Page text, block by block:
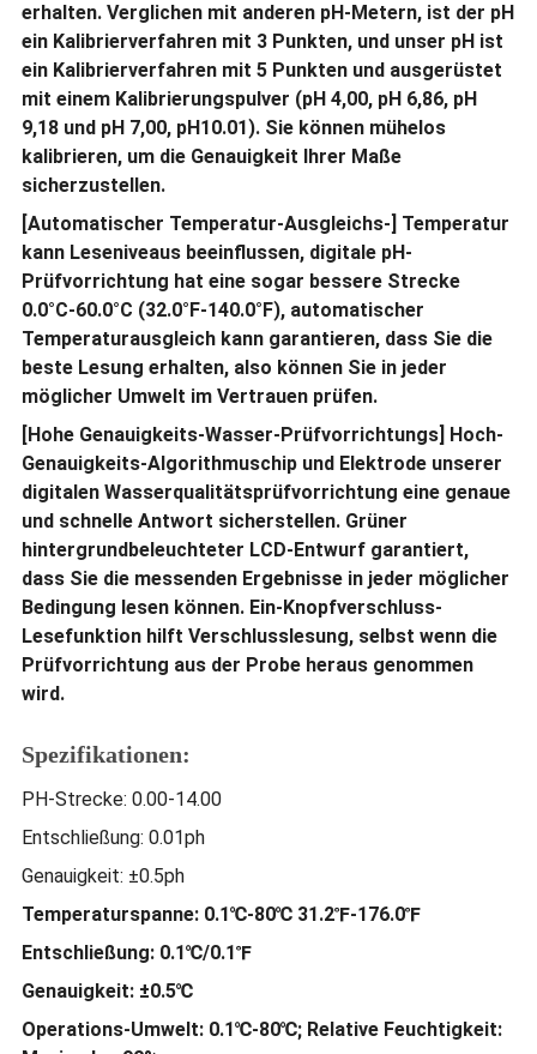
erhalten. Verglichen mit anderen pH-Metern, ist der pH
ein Kalibrierverfahren mit 3 Punkten, und unser pH ist
ein Kalibrierverfahren mit 5 Punkten und ausgerüstet
mit einem Kalibrierungspulver (pH 4,00, pH 6,86, pH
9,18 und pH 7,00, pH10.01). Sie können mühelos
kalibrieren, um die Genauigkeit Ihrer Maße
sicherzustellen.
[Automatischer Temperatur-Ausgleichs-] Temperatur
kann Leseniveaus beeinflussen, digitale pH-
Prüfvorrichtung hat eine sogar bessere Strecke
0.0°C-60.0°C (32.0°F-140.0°F), automatischer
Temperaturausgleich kann garantieren, dass Sie die
beste Lesung erhalten, also können Sie in jeder
möglicher Umwelt im Vertrauen prüfen.
[Hohe Genauigkeits-Wasser-Prüfvorrichtungs] Hoch-
Genauigkeits-Algorithmuschip und Elektrode unserer
digitalen Wasserqualitätsprüfvorrichtung eine genaue
und schnelle Antwort sicherstellen. Grüner
hintergrundbeleuchteter LCD-Entwurf garantiert,
dass Sie die messenden Ergebnisse in jeder möglicher
Bedingung lesen können. Ein-Knopfverschluss-
Lesefunktion hilft Verschlusslesung, selbst wenn die
Prüfvorrichtung aus der Probe heraus genommen
wird.
Spezifikationen:
PH-Strecke: 0.00-14.00
Entschließung: 0.01ph
Genauigkeit: ±0.5ph
Temperaturspanne: 0.1℃-80℃ 31.2℉-176.0℉
Entschließung: 0.1℃/0.1℉
Genauigkeit: ±0.5℃
Operations-Umwelt: 0.1℃-80℃; Relative Feuchtigkeit: